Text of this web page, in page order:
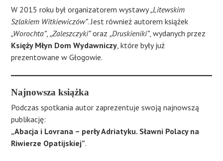
W 2015 roku był organizatorem wystawy„Litewskim
Szlakiem Witkiewiczów”. Jest również autorem książek
„Worochta”,„Zaleszczyki”oraz„Druskieniki”, wydanych przez
Księży Młyn Dom Wydawniczy , które były już
prezentowane w Głogowie.
Najnowsza książka
Podczas spotkania autor zaprezentuje swoją najnowszą
publikację:
„Abacja i Lovrana – perły Adriatyku. Sławni Polacy na
Riwierze Opatijskiej”.